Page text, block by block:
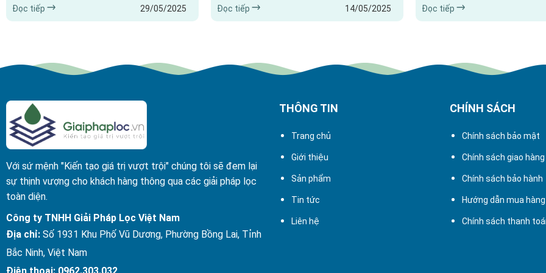
nhiều ngành công nghiệp hiện đại. Dưới đây là
những ứng dụng nổi bật của bông lọc bụi: 1.
sản xuất, tránh ô nhiễm sản phẩm. Lọc nước:
Đảm bảo nguồn...
Đọc tiếp 29/05/2025
không phải ai cũng biết cách tối ưu hóa hiệu
suất của các loại màng lọc này để đạt được
lọc...
Đọc tiếp 14/05/2025
máy và xí nghiệp? 5 lợi ích nổi
không thể bỏ qua: Loại bỏ bụi
thiết bị: Giảm thiểu tình...
Đọc tiếp
Với sứ mệnh "Kiến tạo giá trị vượt trội" chúng tôi sẽ đem lại
sự thịnh vượng cho khách hàng thông qua các giải pháp lọc
toàn diện.
Công ty TNHH Giải Pháp Lọc Việt Nam
Địa chỉ: Số 1931 Khu Phố Vũ Dương, Phường Bồng Lai, Tỉnh
Bắc Ninh, Việt Nam
THÔNG TIN
Trang chủ
Giới thiệu
Sản phẩm
Tin tức
Liên hệ
CHÍNH SÁCH
Chính sách bảo mật
Chính sách giao hàng
Chính sách bảo hành
Hướng dẫn mua hàng
Chính sách thanh